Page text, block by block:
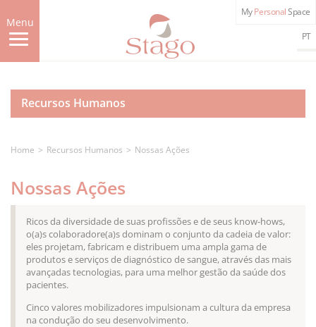
to
main
content
Menu
MyPersonalSpace
PT
Recursos Humanos
Home Recursos Humanos Nossas Ações
Nossas Ações
Ricos da diversidade de suas profissões e de seus know-hows,
o(a)s colaboradore(a)s dominam o conjunto da cadeia de valor:
eles projetam, fabricam e distribuem uma ampla gama de
produtos e serviços de diagnóstico de sangue, através das mais
avançadas tecnologias, para uma melhor gestão da saúde dos
pacientes.
Cinco valores mobilizadores impulsionam a cultura da empresa
na condução do seu desenvolvimento.